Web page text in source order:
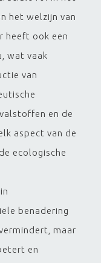
het welzijn van
heeft ook een
wat vaak
van
en de
aspect van de
ecologische
benadering
maar
en